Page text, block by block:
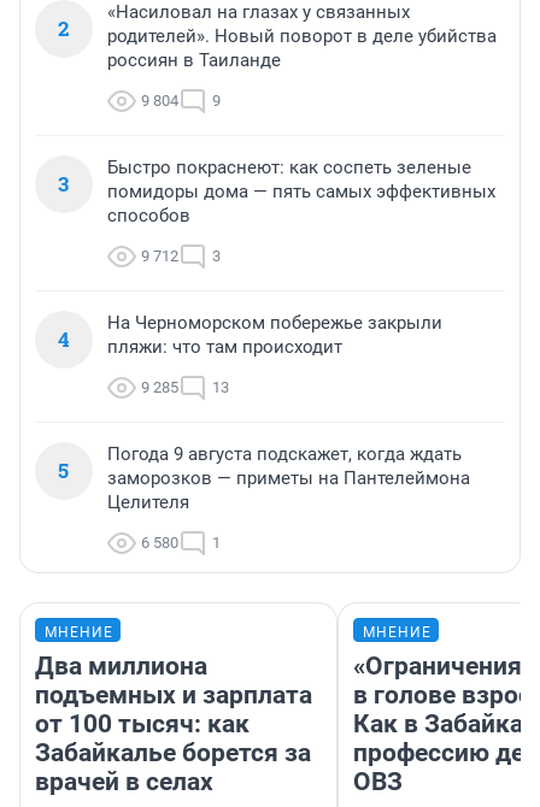
2
«Насиловал на глазах у связанных
родителей». Новый поворот в деле убийства
россиян в Таиланде
9 804 9
3
Быстро покраснеют: как соспеть зеленые
помидоры дома — пять самых эффективных
способов
9 712 3
4
На Черноморском побережье закрыли
пляжи: что там происходит
9 285 13
5
Погода 9 августа подскажет, когда ждать
заморозков — приметы на Пантелеймона
Целителя
6 580 1
МНЕНИЕ
Два миллиона
подъемных и зарплата
от 100 тысяч: как
Забайкалье борется за
врачей в селах
МНЕНИЕ
«Ограничения
в голове
Как в
профессию
ОВЗ